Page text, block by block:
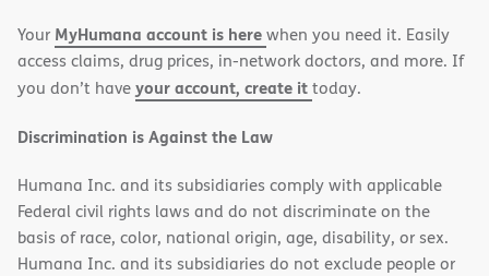
window)
window)
Your MyHumana account is herewhen you need it. Easily
access claims, drug prices, in-network doctors, and more. If
you don’t haveyour account, create ittoday.
Discrimination is Against the Law
Humana Inc. and its subsidiaries comply with applicable
Federal civil rights laws and do not discriminate on the
basis of race, color, national origin, age, disability, or sex.
Humana Inc. and its subsidiaries do not exclude people or